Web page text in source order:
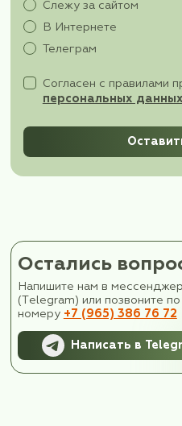
осмотра и
изменен
особенностей
Оставьте
менеджер
уточнит